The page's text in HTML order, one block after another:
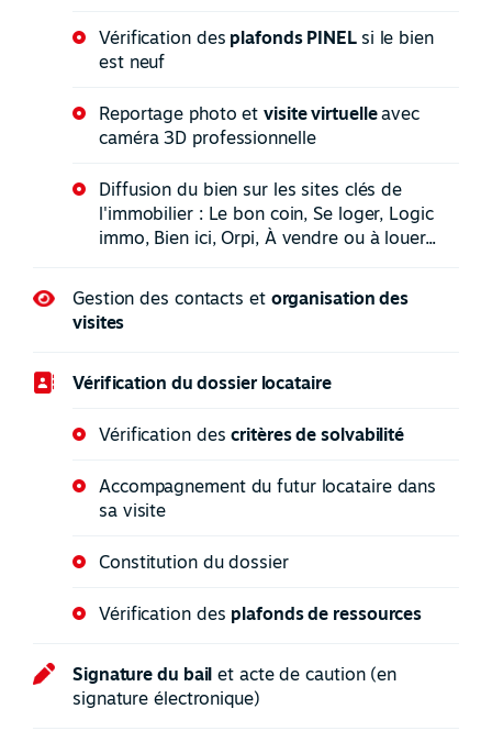
Vérification des plafonds PINEL si le bien
est neuf
Reportage photo etvisite virtuelleavec
caméra 3D professionnelle
Diffusion du bien sur les sites clés de
l'immobilier : Le bon coin, Se loger, Logic
immo, Bien ici, Orpi, À vendre ou à louer...
Gestion des contacts et organisation des
visites
Vérification du dossier locataire
Vérification descritères de solvabilité
Accompagnement du futur locataire dans
sa visite
Constitution du dossier
Vérification des plafonds de ressources
Signature du bail et acte de caution (en
signature électronique)